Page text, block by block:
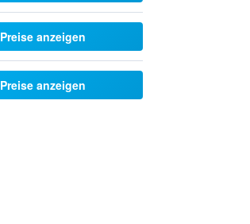
Preise anzeigen
Preise anzeigen